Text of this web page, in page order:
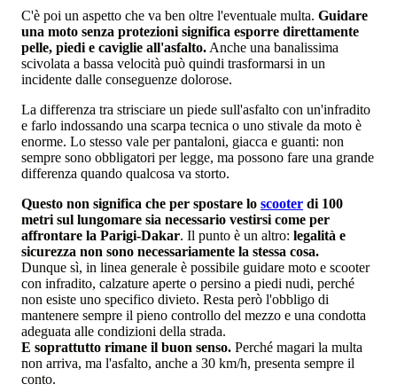
C'è poi un aspetto che va ben oltre l'eventuale multa. Guidare
una moto senza protezioni significa esporre direttamente
pelle, piedi e caviglie all'asfalto. Anche una banalissima
scivolata a bassa velocità può quindi trasformarsi in un
incidente dalle conseguenze dolorose.
La differenza tra strisciare un piede sull'asfalto con un'infradito
e farlo indossando una scarpa tecnica o uno stivale da moto è
enorme. Lo stesso vale per pantaloni, giacca e guanti: non
sempre sono obbligatori per legge, ma possono fare una grande
differenza quando qualcosa va storto.
Questo non significa che per spostare lo scooter di 100
metri sul lungomare sia necessario vestirsi come per
affrontare la Parigi-Dakar. Il punto è un altro: legalità e
sicurezza non sono necessariamente la stessa cosa.
Dunque sì, in linea generale è possibile guidare moto e scooter
con infradito, calzature aperte o persino a piedi nudi, perché
non esiste uno specifico divieto. Resta però l'obbligo di
mantenere sempre il pieno controllo del mezzo e una condotta
adeguata alle condizioni della strada.
E soprattutto rimane il buon senso. Perché magari la multa
non arriva, ma l'asfalto, anche a 30 km/h, presenta sempre il
conto.